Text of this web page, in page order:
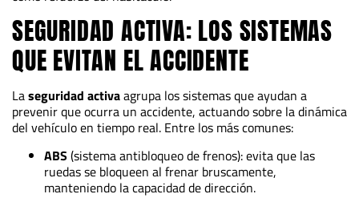
SEGURIDAD ACTIVA: LOS SISTEMAS
QUE EVITAN EL ACCIDENTE
Laseguridad activaagrupa los sistemas que ayudan a
prevenir que ocurra un accidente, actuando sobre la dinámica
del vehículo en tiempo real. Entre los más comunes:
ABS (sistema antibloqueo de frenos): evita que las
ruedas se bloqueen al frenar bruscamente,
manteniendo la capacidad de dirección.